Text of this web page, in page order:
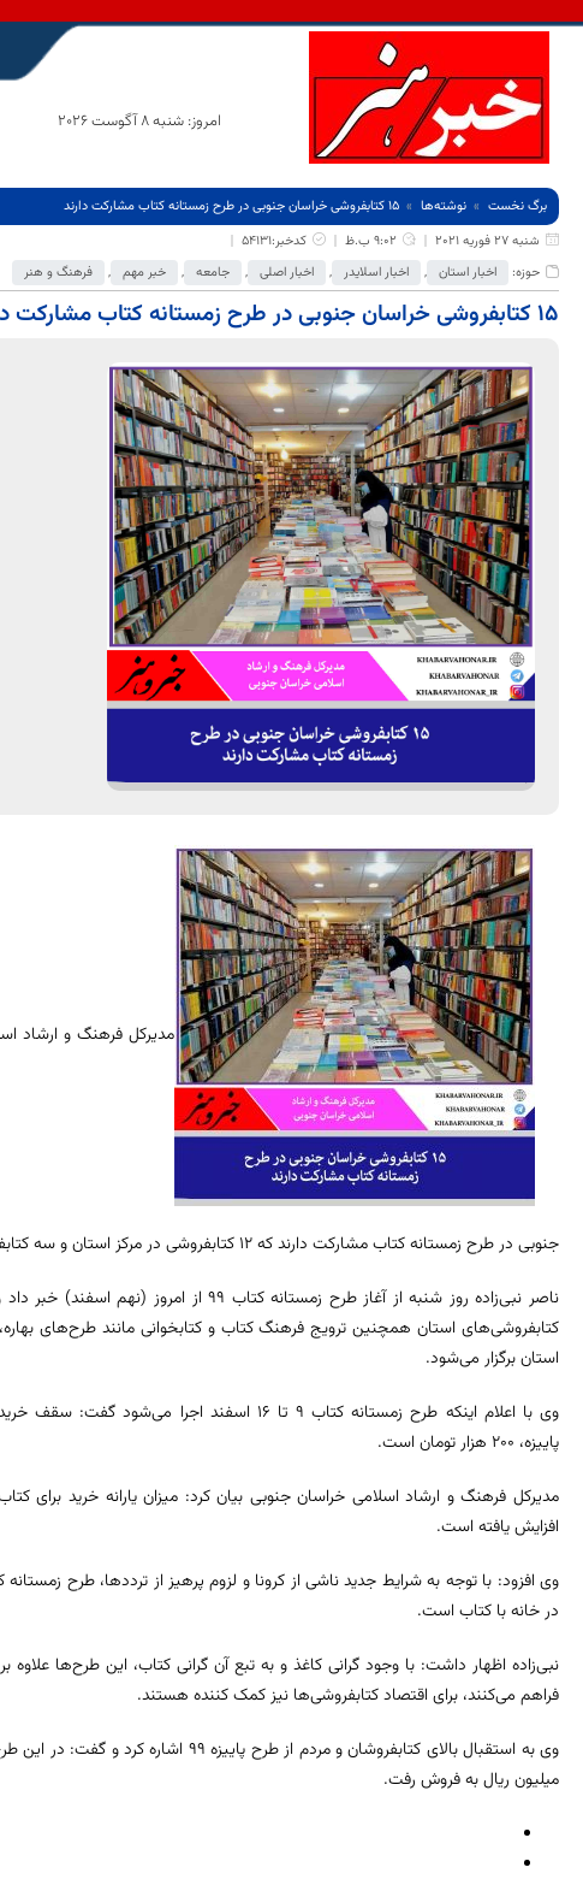
امروز: شنبه 8 آگوست 2026
برگ نخست نوشته‌ها
۱۵ کتابفروشی خراسان جنوبی در طرح زمستانه کتاب مشارکت دارند
شنبه 27 فوریه 2021
9:02 ب.ظ
کدخبر:54131
حوزه:
اخبار استان , اخبار اسلایدر , اخبار اصلی , جامعه , خبر مهم , فرهنگ و هنر
۱۵ کتابفروشی خراسان جنوبی در طرح زمستانه کتاب مشارکت دارند
جنوبی در طرح زمستانه کتاب مشارکت دارند که ۱۲ کتابفروشی در مرکز استان و سه کتابفروشی در شهرستان‌ها هستند.
ناصر نبی‌زاده روز شنبه از آغاز طرح زمستانه
کتابفروشی‌های استان همچنین ترویج فرهنگ کتاب و کتابخوانی مانند طرح‌های
استان برگزار می‌شود.
وی با اعلام اینکه طرح زمستانه کتاب ۹ تا ۱۶
پاییزه، ۲۰۰ هزار تومان است.
افزایش یافته است.
وی افزود: با توجه به شرایط جدید ناشی از کرونا و لزوم پرهیز از ترددها، طرح
در خانه با کتاب است.
نبی‌زاده اظهار داشت: با وجود گرانی کاغذ و به تبع آن گرانی کتاب، این طرح‌ها علاوه
فراهم می‌کنند، برای اقتصاد کتابفروشی‌ها نیز کمک کننده هستند.
میلیون ریال به فروش رفت.